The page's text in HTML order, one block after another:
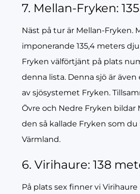
7. Mellan-Fryken:
Näst på tur är Mellan-Fryken.
imponerande 135,4 meters
Fryken välförtjänt på plats
denna lista. Denna sjö är
av sjösystemet Fryken.
Övre och Nedre Fryken bildar
den så kallade Fryken som
Värmland.
6. Virihaure: 138
På plats sex finner vi